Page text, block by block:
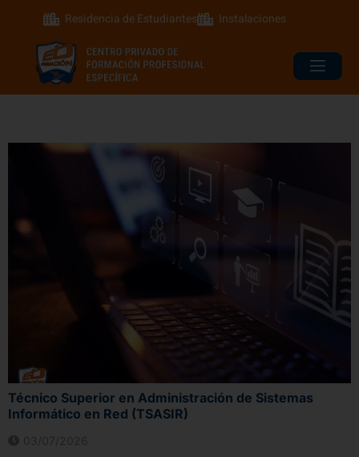
Residencia de Estudiantes Instalaciones
Técnico Superior en Administración de Sistemas
Informático en Red (TSASIR)